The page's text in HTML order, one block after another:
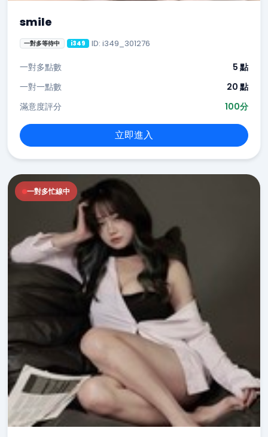
smile
一對多等待中 i349 ID: i349_301276
一對多點數
5 點
一對一點數
20 點
滿意度評分
100分
立即進入
一對多忙線中